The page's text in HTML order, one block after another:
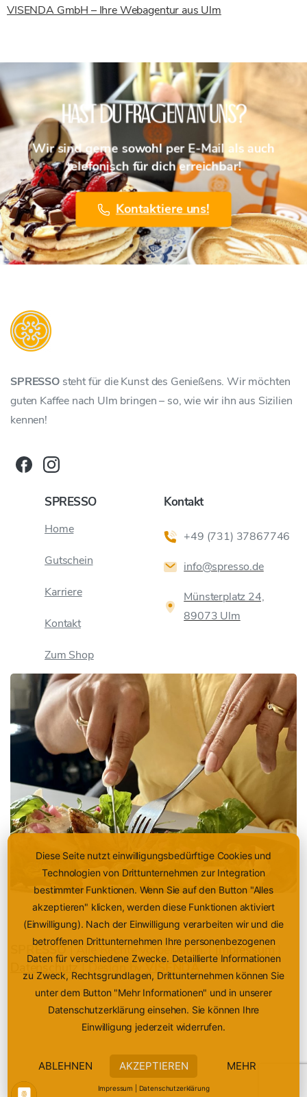
VISENDA GmbH – Ihre Webagentur aus Ulm
Hast du Fragen an uns?
Wir sind gerne sowohl per E-Mail als auch
telefonisch für dich erreichbar!
Kontaktiere uns!
SPRESSOsteht für die Kunst des Genießens. Wir möchten
guten Kaffee nach Ulm bringen – so, wie wir ihn aus Sizilien
kennen!
SPRESSO
Home
Gutschein
Karriere
Kontakt
Zum Shop
Kontakt
+49 (731) 37867746
info@spresso.de
Münsterplatz 24,
89073 Ulm
SPRESSO| Alle Rechte vorbehalten. |Impressum|
Datenschutz| Design by VISENDA
dich bei uns
uns über deine Bewerbung
Diese Seite nutzt einwilligungsbedürftige Cookies und
Technologien von Drittunternehmen zur Integration
bestimmter Funktionen. Wenn Sie auf den Button "Alles
akzeptieren" klicken, werden diese Funktionen aktiviert
(Einwilligung). Nach der Einwilligung verarbeiten wir und die
betroffenen Drittunternehmen Ihre personenbezogenen
Daten für verschiedene Zwecke. Detaillierte Informationen
zu Zweck, Rechtsgrundlagen, Drittunternehmen können Sie
unter dem Button "Mehr Informationen" und in unserer
Datenschutzerklärung einsehen. Sie können Ihre
Einwilligung jederzeit widerrufen.
ABLEHNEN AKZEPTIEREN MEHR
Impressum Datenschutzerklärung